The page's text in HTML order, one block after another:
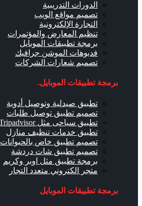
الدورات التدريبية
تصميم مواقع الويب
التجارة الإلكترونية
تنظيم المعارض والمؤتمرات
برمجة تطبيقات الموبايل
فديوهات الموشن جرافيك
تصميم شعارات الشركات
برمجة تطبيقات الموبايل.
تطبيق صيدلية وتوصيل أدوية
تصميم تطبيق توصيل طلبات
تطبيق سياحى مثل Tripadvisor
تطبيق خدمات تنظيف منازل
تصميم تطبيق خاص بالحيوانات
تصميم تطبيق شات دردشة
برمجة تطبيق مثل اوبر وكريم
متجر الكتروني متعدد التجار
برمجة تطبيقات الموبايل